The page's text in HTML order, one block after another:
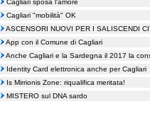
Cagliari sposa l'amore
Cagliari "mobilità" OK
ASCENSORI NUOVI PER I SALISCENDI
App con il Comune di Cagliari
Anche Cagliari e la Sardegna il 2017 la
Identity Card elettronica anche per Cagliari
Is Mirrionis Zone: riqualifica meritata!
MISTERO sul DNA sardo